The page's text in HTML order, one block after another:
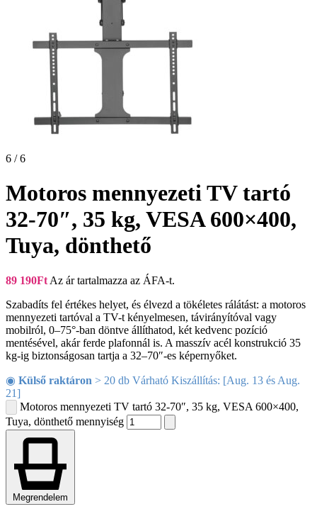
6 / 6
Motoros mennyezeti TV tartó
32-70″, 35 kg, VESA 600×400,
Tuya, dönthető
89 190Ft Az ár tartalmazza az ÁFA-t.
Szabadíts fel értékes helyet, és élvezd a tökéletes rálátást: a motoros
mennyezeti tartóval a TV-t kényelmesen, távirányítóval vagy
mobilról, 0–75°-ban döntve állíthatod, két kedvenc pozíció
mentésével, akár ferde plafonnál is. A masszív acél konstrukció 35
kg-ig biztonságosan tartja a 32–70″-es képernyőket.
◉ Külső raktáron > 20 db Várható Kiszállítás: [Aug. 13 és Aug.
21]
Motoros mennyezeti TV tartó 32-70″, 35 kg, VESA 600×400,
Tuya, dönthető mennyiség
Megrendelem